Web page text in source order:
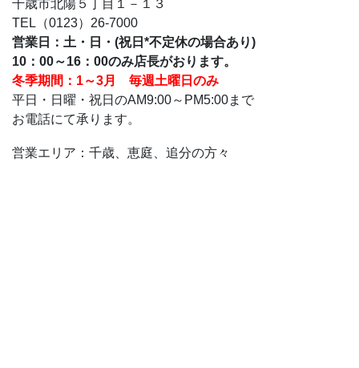
千歳市北陽５丁目１－１３
TEL（0123）26-7000
営業日：土・日・(祝日*不定休の場合あり)
冬季期間：1～3月　毎週土曜日のみ
平日・日曜・祝日のAM9:00～PM5:00まで
お電話にて承ります。
営業エリア：千歳、恵庭、追分の方々